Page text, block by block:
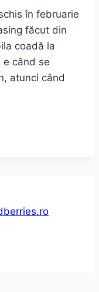
în februarie
făcut din
coadă la
e când se
atunci când